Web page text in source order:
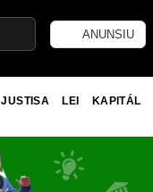
ANUNSIU
JUSTISA LEI KAPITÁL